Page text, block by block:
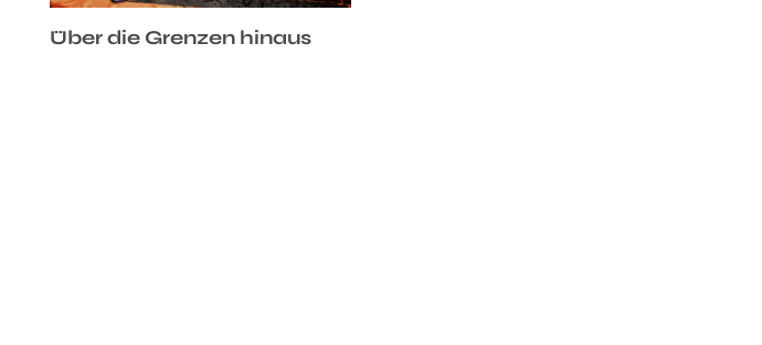
Über die Grenzen hinaus